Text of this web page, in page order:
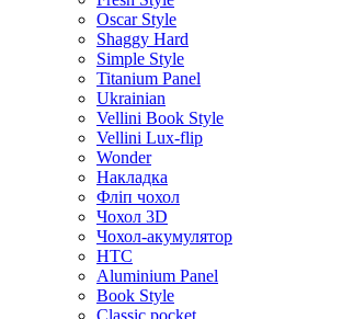
Oscar Style
Shaggy Hard
Simple Style
Titanium Panel
Ukrainian
Vellini Book Style
Vellini Lux-flip
Wonder
Накладка
Фліп чохол
Чохол 3D
Чохол-акумулятор
HTC
Aluminium Panel
Book Style